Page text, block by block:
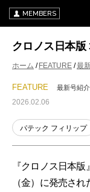
MEMBERS
クロノス日本版
ホーム FEATURE 最
FEATURE 最新号紹介
2026.02.06
パテック フィリップ
『クロノス日本
（金）に発売さ